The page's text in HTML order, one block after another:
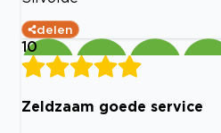
delen
10
Zeldzaam goede service